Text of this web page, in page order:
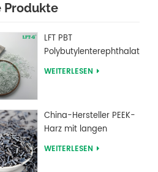
Produkte
LFT PBT
Polybutylenterephthalat
Langglasfasergefüllte
WEITERLESEN
China-Hersteller PEEK-
Harz mit langen
kohlenstofffaserverstärkten
WEITERLESEN